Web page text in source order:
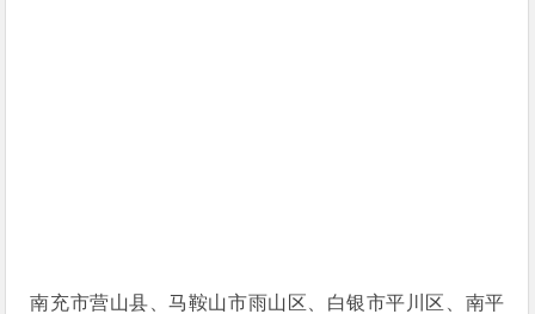
南充市营山县、马鞍山市雨山区、白银市平川区、南平